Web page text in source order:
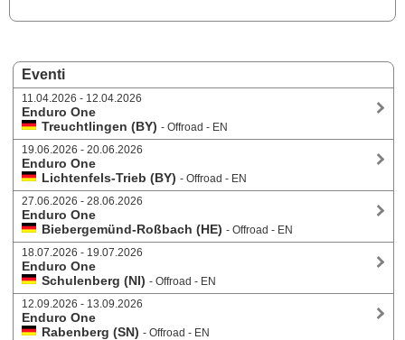
Eventi
11.04.2026 - 12.04.2026
Enduro One
Treuchtlingen (BY) - Offroad - EN
19.06.2026 - 20.06.2026
Enduro One
Lichtenfels-Trieb (BY) - Offroad - EN
27.06.2026 - 28.06.2026
Enduro One
Biebergemünd-Roßbach (HE) - Offroad - EN
18.07.2026 - 19.07.2026
Enduro One
Schulenberg (NI) - Offroad - EN
12.09.2026 - 13.09.2026
Enduro One
Rabenberg (SN) - Offroad - EN